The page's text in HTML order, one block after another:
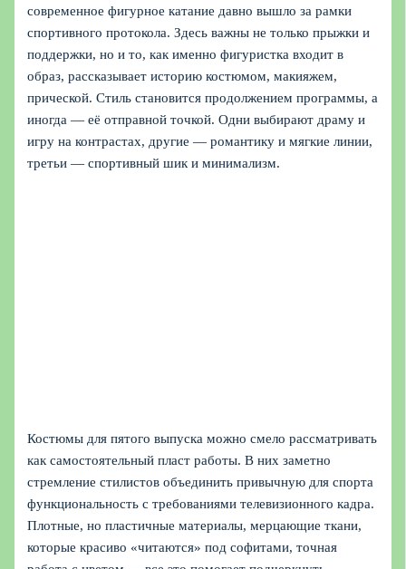
современное фигурное катание давно вышло за рамки
спортивного протокола. Здесь важны не только прыжки и
поддержки, но и то, как именно фигуристка входит в
образ, рассказывает историю костюмом, макияжем,
прической. Стиль становится продолжением программы, а
иногда — её отправной точкой. Одни выбирают драму и
игру на контрастах, другие — романтику и мягкие линии,
третьи — спортивный шик и минимализм.
Костюмы для пятого выпуска можно смело рассматривать
как самостоятельный пласт работы. В них заметно
стремление стилистов объединить привычную для спорта
функциональность с требованиями телевизионного кадра.
Плотные, но пластичные материалы, мерцающие ткани,
которые красиво «читаются» под софитами, точная